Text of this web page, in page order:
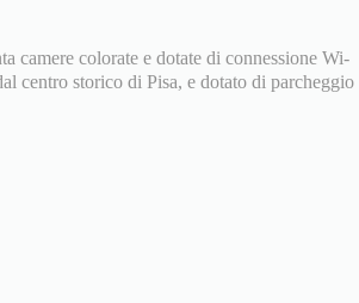
camere colorate e dotate di connessione Wi-
centro storico di Pisa, e dotato di parcheggio